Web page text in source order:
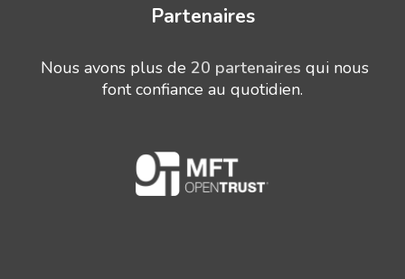
Partenaires
Nous avons plus de 20 partenaires qui nous
font confiance au quotidien.